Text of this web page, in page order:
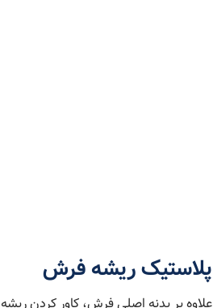
پلاستیک ریشه فرش
علاوه بر بدنه اصلی فرش، کاور کردن